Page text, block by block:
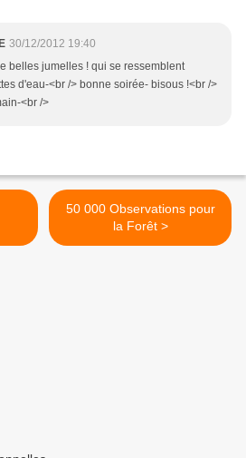
30/12/2012 19:40
belles jumelles ! qui se ressemblent
d'eau-<br /> bonne soirée- bisous !<br />
<br />
50 000 Observations pour
la Forêt >